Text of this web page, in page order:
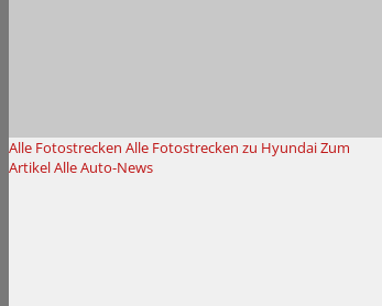
Alle Fotostrecken Alle Fotostrecken zu HyundaiZum
ArtikelAlle Auto-News